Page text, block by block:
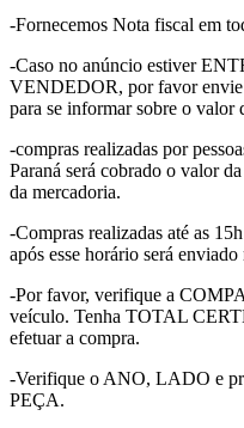
-Fornecemos Nota fiscal em
-Caso no anúncio estiver
VENDEDOR, por favor envie
para se informar sobre o valor
-compras realizadas por
Paraná será cobrado o valor
da mercadoria.
-Compras realizadas até as
após esse horário será
-Por favor, verifique a
veículo. Tenha TOTAL
efetuar a compra.
-Verifique o ANO, LADO e
PEÇA.